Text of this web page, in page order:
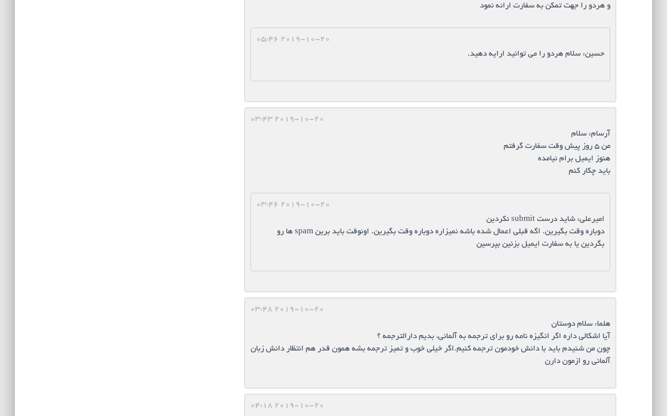
و هردو را جهت تمکن به سفارت ارائه نمود
2019-10-20 05:46
حسین: سلام هردو را می توانید ارایه دهید.
2019-10-20 03:43
آرسام: سلام
من ۵ روز پیش وقت سفارت گرفتم
هنوز ایمیل برام نیامده
باید چکار کنم
2019-10-20 03:46
امیرعلی: شاید درست submit نکردین
دوباره وقت بگیرین. اگه قبلی اعمال شده باشه نمیزاره دوباره وقت بگیرین. اونوقت باید برین spam ها رو
بگردین یا به سفارت ایمیل بزنین بپرسین
2019-10-20 03:48
هلما: سلام دوستان
آیا اشکالی داره اگر انگیزه نامه رو برای ترجمه به آلمانی، بدیم دارالترجمه ؟
چون من شنیدم باید با دانش خودمون ترجمه کنیم.اگر خیلی خوب و تمیز ترجمه بشه همون قدر هم انتظار دانش زبان
آلمانی رو ازمون دارن
2019-10-20 04:18